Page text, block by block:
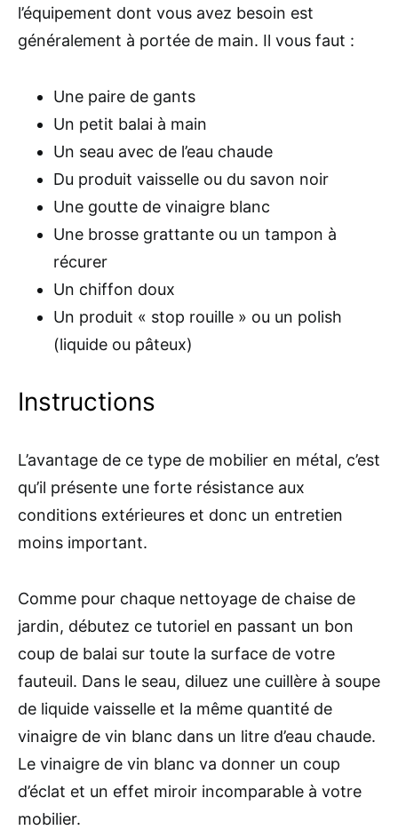
l’équipement dont vous avez besoin est
généralement à portée de main. Il vous faut :
Une paire de gants
Un petit balai à main
Un seau avec de l’eau chaude
Du produit vaisselle ou du savon noir
Une goutte de vinaigre blanc
Une brosse grattante ou un tampon à
récurer
Un chiffon doux
Un produit « stop rouille » ou un polish
(liquide ou pâteux)
Instructions
L’avantage de ce type de mobilier en métal, c’est
qu’il présente une forte résistance aux
conditions extérieures et donc un entretien
moins important.
Comme pour chaque nettoyage de chaise de
jardin, débutez ce tutoriel en passant un bon
coup de balai sur toute la surface de votre
fauteuil. Dans le seau, diluez une cuillère à soupe
de liquide vaisselle et la même quantité de
vinaigre de vin blanc dans un litre d’eau chaude.
Le vinaigre de vin blanc va donner un coup
d’éclat et un effet miroir incomparable à votre
mobilier.